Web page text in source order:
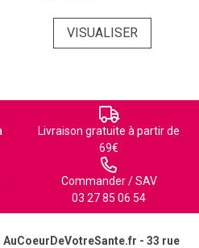
VISUALISER
Livraison gratuite à partir de
69€
Commander / SAV
03 27 85 06 54
- 33 rue